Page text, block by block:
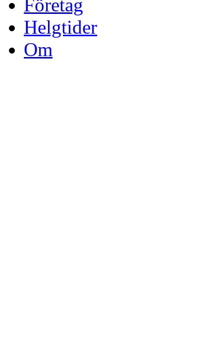
Företag
Helgtider
Om